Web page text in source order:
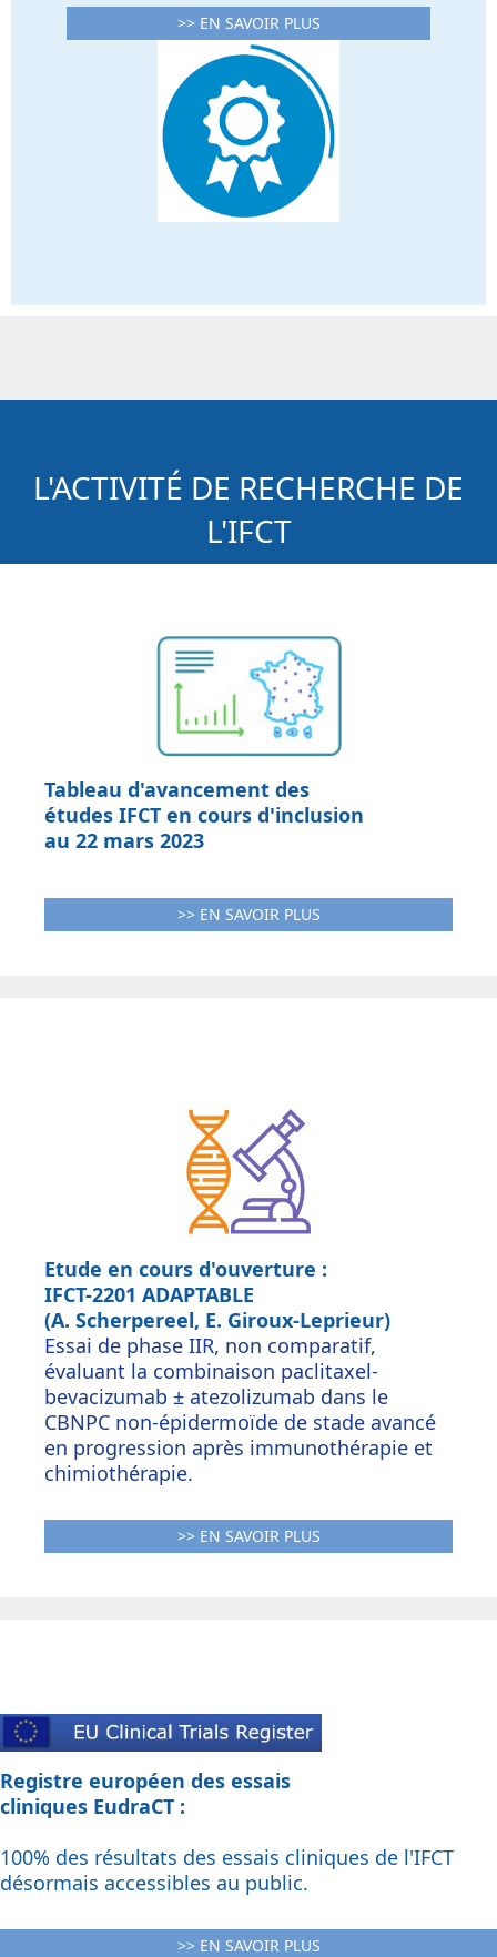
>> EN SAVOIR PLUS
L'ACTIVITÉ DE RECHERCHE DE
L'IFCT
Tableau d'avancement des
études IFCT en cours d'inclusion
au 22 mars 2023
>> EN SAVOIR PLUS
Etude en cours d'ouverture :
IFCT-2201 ADAPTABLE
(A. Scherpereel, E. Giroux-Leprieur)
Essai de phase IIR, non comparatif,
évaluant la combinaison paclitaxel-
bevacizumab ± atezolizumab dans le
CBNPC non-épidermoïde de stade avancé
en progression après immunothérapie et
chimiothérapie.
>> EN SAVOIR PLUS
Registre européen des essais
cliniques EudraCT :
100% des résultats des essais cliniques de l'IFCT
désormais accessibles au public.
>> EN SAVOIR PLUS